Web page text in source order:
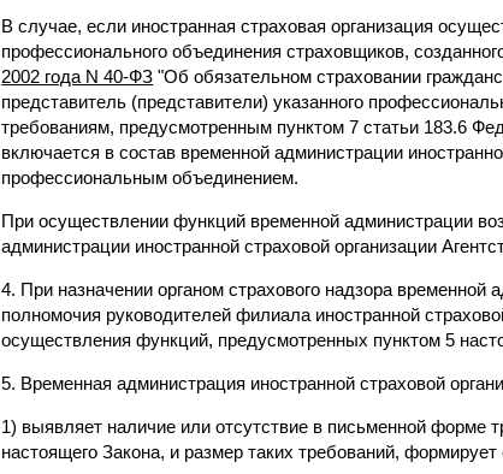
В случае, если иностранная страховая организация
профессионального объединения страховщиков,
2002 года N 40-ФЗ "Об обязательном страховании
представитель (представители) указанного
требованиям, предусмотренным пунктом 7 статьи 183.6
включается в состав временной администрации
профессиональным объединением.
При осуществлении функций временной администрации
администрации иностранной страховой организации
4. При назначении органом страхового надзора временной
полномочия руководителей филиала иностранной
осуществления функций, предусмотренных пунктом 5
5. Временная администрация иностранной страховой
1) выявляет наличие или отсутствие в письменной форме
настоящего Закона, и размер таких требований,